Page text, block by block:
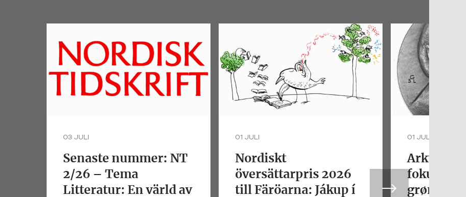
03 JULI
Senaste nummer: NT
2/26 – Tema
Litteratur: En värld av
01 JULI
Nordiskt
översättarpris 2026
till Färöarna: Jákup í
01 JULI
Arktisk
fokus.